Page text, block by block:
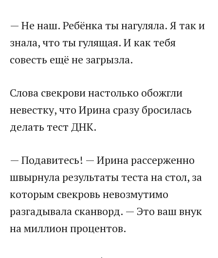
​— Не наш. Ребёнка ты нагуляла. Я так и
знала, что ты гулящая. И как тебя
совесть ещё не загрызла.​
​Слова свекрови настолько обожгли
невестку, что Ирина сразу бросилась
делать тест ДНК.​
​— Подавитесь! — Ирина рассерженно
швырнула результаты теста на стол, за
которым свекровь невозмутимо
разгадывала сканворд. — Это ваш внук
на миллион процентов.​